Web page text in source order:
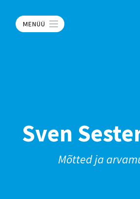
MENÜÜ
Sven
Mõtted ja